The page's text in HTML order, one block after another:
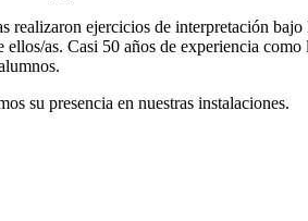
realizaron ejercicios de interpretación
ellos/as. Casi 50 años de experiencia
su presencia en nuestras instalaciones.